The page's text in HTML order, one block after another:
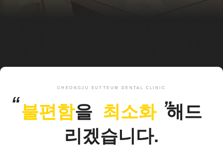
CHEONGJU EUTTEUM DENTAL CLINIC
“불편함을 최소화 해드
리겠습니다.
”